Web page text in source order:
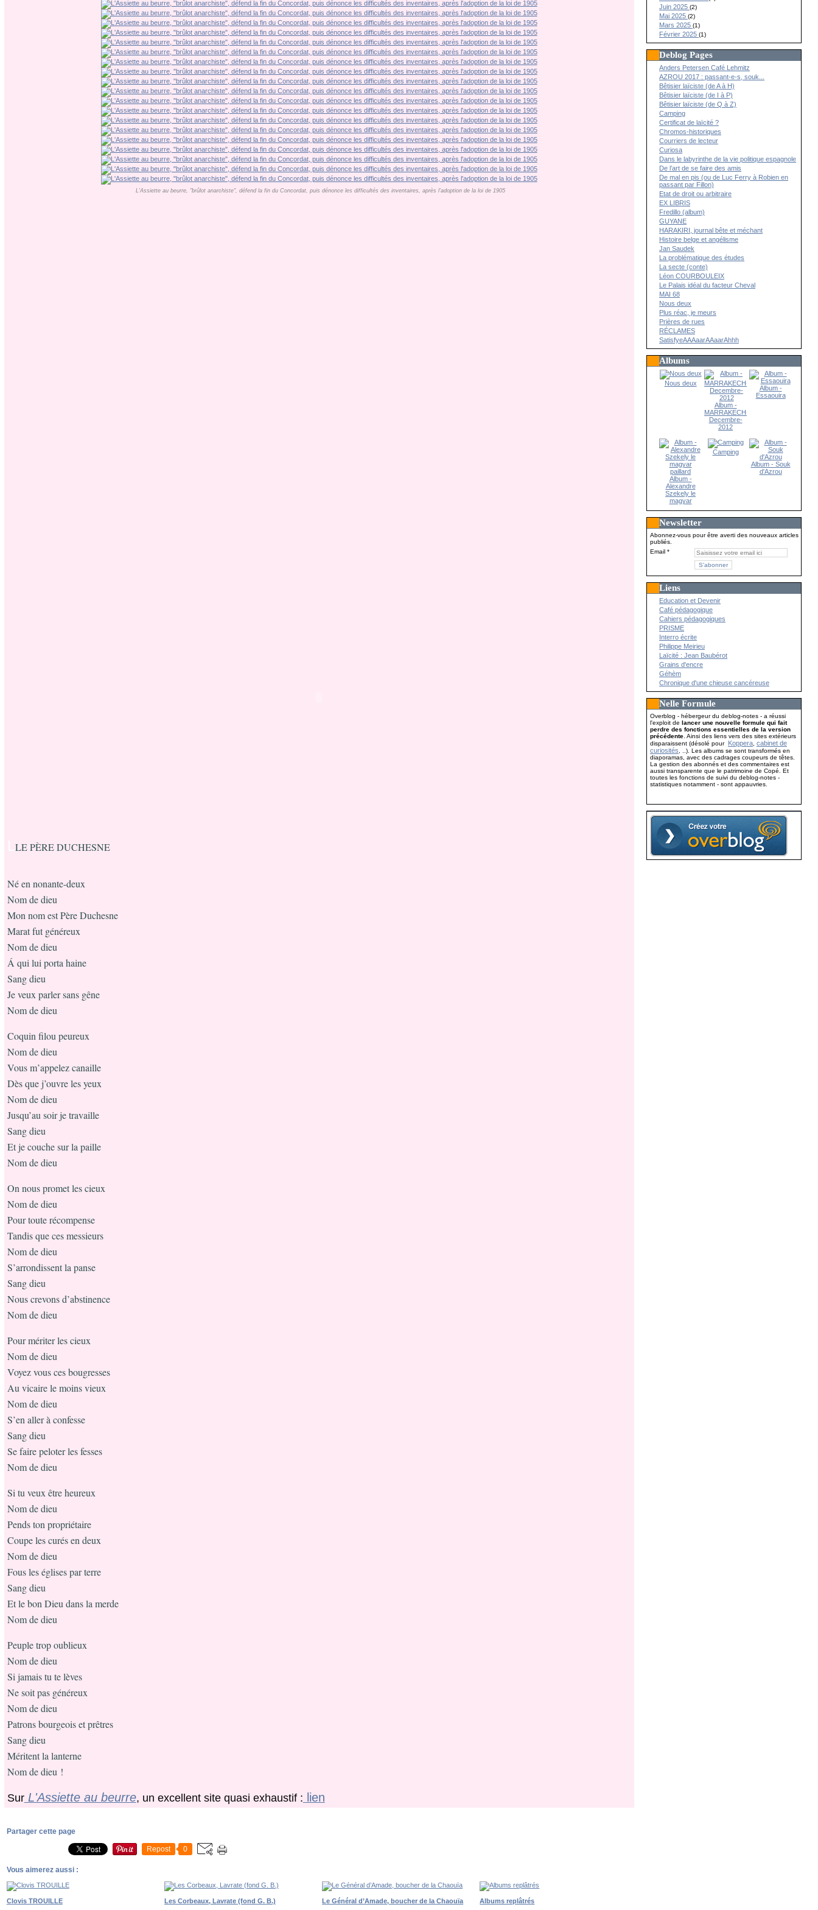
L'Assiette au beurre, "brûlot anarchiste", défend la fin du Concordat, puis dénonce les difficultés des inventaires, après l'adoption de la loi de 1905
LE PÈRE DUCHESNE
Né en nonante-deux
Nom de dieu
Mon nom est Père Duchesne
Marat fut généreux
Nom de dieu
Á qui lui porta haine
Sang dieu
Je veux parler sans gêne
Nom de dieu
Coquin filou peureux
Nom de dieu
Vous m’appelez canaille
Dès que j’ouvre les yeux
Nom de dieu
Jusqu’au soir je travaille
Sang dieu
Et je couche sur la paille
Nom de dieu
On nous promet les cieux
Nom de dieu
Pour toute récompense
Tandis que ces messieurs
Nom de dieu
S’arrondissent la panse
Sang dieu
Nous crevons d’abstinence
Nom de dieu
Pour mériter les cieux
Nom de dieu
Voyez vous ces bougresses
Au vicaire le moins vieux
Nom de dieu
S’en aller à confesse
Sang dieu
Se faire peloter les fesses
Nom de dieu
Si tu veux être heureux
Nom de dieu
Pends ton propriétaire
Coupe les curés en deux
Nom de dieu
Fous les églises par terre
Sang dieu
Et le bon Dieu dans la merde
Nom de dieu
Peuple trop oublieux
Nom de dieu
Si jamais tu te lèves
Ne soit pas généreux
Nom de dieu
Patrons bourgeois et prêtres
Sang dieu
Méritent la lanterne
Nom de dieu !
SurL'Assiette au beurre, un excellent site quasi exhaustif : lien
Partager cette page
Repost 0
Vous aimerez aussi :
Clovis TROUILLE Les Corbeaux, Lavrate (fond G. B.) Le Général d’Amade, boucher de la Chaouïa Albums replâtrés
Juin 2025(2)
Mai 2025(2)
Mars 2025(1)
Février 2025(1)
Deblog Pages
Anders Petersen Café Lehmitz
AZROU 2017 : passant-e-s, souk...
Bêtisier laïciste (de A à H)
Bêtisier laïciste (de I à P)
Bêtisier laïciste (de Q à Z)
Camping
Certificat de laïcité ?
Chromos-historiques
Courriers de lecteur
Curiosa
Dans le labyrinthe de la vie politique espagnole
De l’art de se faire des amis
De mal en pis (ou de Luc Ferry à Robien en
passant par Fillon)
Etat de droit ou arbitraire
EX LIBRIS
Fredillo (album)
GUYANE
HARAKIRI, journal bête et méchant
Histoire belge et angélisme
Jan Saudek
La problématique des études
La secte (conte)
Léon COURBOULEIX
Le Palais idéal du facteur Cheval
MAI 68
Nous deux
Plus réac, je meurs
Prières de rues
RÉCLAMES
SatisfyeAAAaarAAaarAhhh
Albums
Nous deux
Album -
MARRAKECH-
Decembre-
2012
Album -
Essaouira
Album -
Alexandre
Szekely le
magyar
Camping
Album - Souk
d'Azrou
Newsletter
Abonnez-vous pour être averti des nouveaux articles
publiés.
Email
Liens
Education et Devenir
Café pédagogique
Cahiers pédagogiques
PRISME
Interro écrite
Philippe Meirieu
Laïcité : Jean Baubérot
Grains d'encre
Géhèm
Chronique d'une chieuse cancéreuse
Nelle Formule
Overblog - hébergeur du deblog-notes - a réussi
l'exploit delancer une nouvelle formule qui fait
perdre des fonctions essentielles de la version
précédente . Ainsi des liens vers des sites extérieurs
disparaissent (désolé pour Koppera ,cabinet de
curiosités , ..). Les albums se sont transformés en
diaporamas, avec des cadrages coupeurs de têtes.
La gestion des abonnés et des commentaires est
aussi transparente que le patrimoine de Copé. Et
toutes les fonctions de suivi du deblog-notes -
statistiques notamment - sont appauvries.